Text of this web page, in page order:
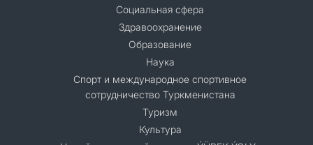
Социальная сфера
Здравоохранение
Образование
Наука
Спорт и международное спортивное
сотрудничество Туркменистана
Туризм
Культура